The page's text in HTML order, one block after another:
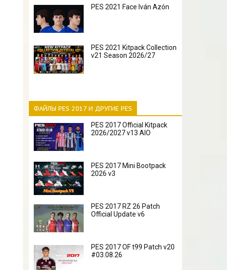
PES 2021 Face Iván Azón
PES 2021 Kitpack Collection
v21 Season 2026/27
ФАЙЛЫ PES 2017 И ДРУГИЕ PES
PES 2017 Official Kitpack
2026/2027 v13 AIO
PES 2017 Mini Bootpack
2026 v3
PES 2017 RZ 26 Patch
Official Update v6
PES 2017 OF t99 Patch v20
#03.08.26